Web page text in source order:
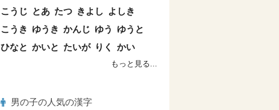
こうじ とあ たつ きよし よしき
こうき ゆうき かんじ ゆう
ゆうと
ひなと かいと たいが りく かい
もっと見る...
男の子の人気の漢字